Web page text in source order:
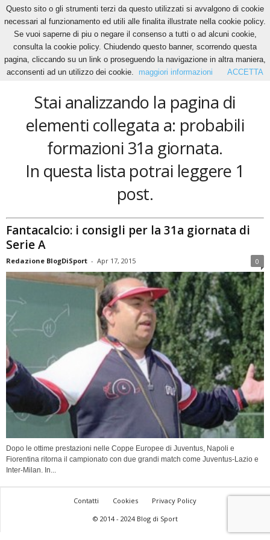
Home Tags Probabili formazioni 31a giornata
probabili formazioni 31a giornata
Stai analizzando la pagina di
elementi collegata a: probabili
formazioni 31a giornata.
In questa lista potrai leggere 1
post.
Fantacalcio: i consigli per la 31a giornata di
Serie A
Redazione BlogDiSport - Apr 17, 2015 0
Dopo le ottime prestazioni nelle Coppe Europee di Juventus, Napoli e
Fiorentina ritorna il campionato con due grandi match come Juventus-Lazio e
Inter-Milan. In...
Contatti Cookies
Privacy Policy
© 2014 - 2024 Blog di Sport
Questo sito o gli strumenti terzi da questo utilizzati si avvalgono di cookie
necessari al funzionamento ed utili alle finalita illustrate nella cookie policy.
Se vuoi saperne di piu o negare il consenso a tutti o ad alcuni cookie,
consulta la cookie policy. Chiudendo questo banner, scorrendo questa
pagina, cliccando su un link o proseguendo la navigazione in altra maniera,
acconsenti ad un utilizzo dei cookie.
maggiori informazioni ACCETTA